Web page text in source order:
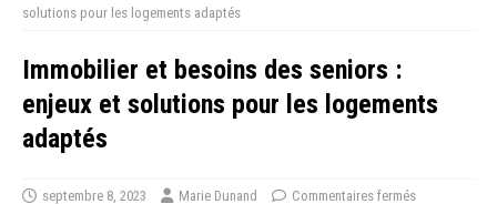
solutions pour les logements adaptés
Immobilier et besoins des seniors :
enjeux et solutions pour les logements
adaptés
septembre 8, 2023 Marie Dunand Commentaires fermés